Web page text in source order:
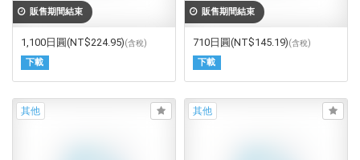
販售期間結束
1,100日圓(NT$224.95)(含稅)
下載
販售期間結束
710日圓(NT$145.19)(含稅)
下載
其他 其他